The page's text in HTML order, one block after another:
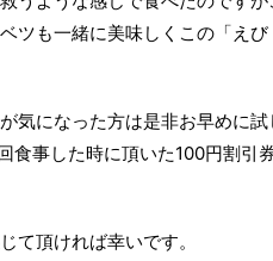
ツも一緒に美味しくこの「え
気になった方は是非お早めに試
食事した時に頂いた100円割引
て頂ければ幸いです。